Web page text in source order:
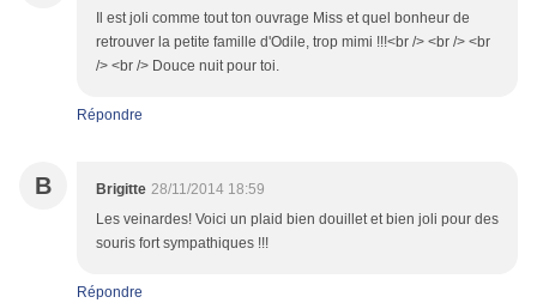
Il est joli comme tout ton ouvrage Miss et quel bonheur de
retrouver la petite famille d'Odile, trop mimi !!!<br /> <br /> <br
/> <br /> Douce nuit pour toi.
Répondre
B Brigitte 28/11/2014 18:59
Les veinardes! Voici un plaid bien douillet et bien joli pour des
souris fort sympathiques !!!
Répondre